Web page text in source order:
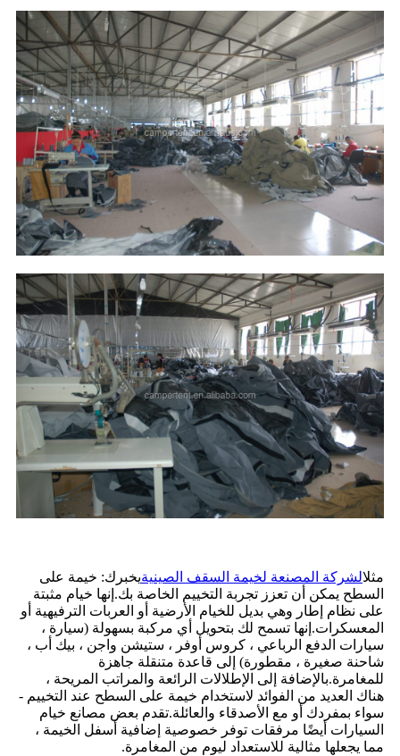
مثلالشركة المصنعة لخيمة السقف الصينيةيخبرك: خيمة على
السطح يمكن أن تعزز تجربة التخييم الخاصة بك.إنها خيام مثبتة
على نظام إطار وهي بديل للخيام الأرضية أو العربات الترفيهية أو
المعسكرات.إنها تسمح لك بتحويل أي مركبة بسهولة (سيارة ،
سيارات الدفع الرباعي ، كروس أوفر ، ستيشن واجن ، بيك أب ،
شاحنة صغيرة ، مقطورة) إلى قاعدة متنقلة جاهزة
للمغامرة.بالإضافة إلى الإطلالات الرائعة والمراتب المريحة ،
هناك العديد من الفوائد لاستخدام خيمة على السطح عند التخييم -
سواء بمفردك أو مع الأصدقاء والعائلة.تقدم بعض مصانع خيام
السيارات أيضًا مرفقات توفر خصوصية إضافية أسفل الخيمة ،
مما يجعلها مثالية للاستعداد ليوم من المغامرة.